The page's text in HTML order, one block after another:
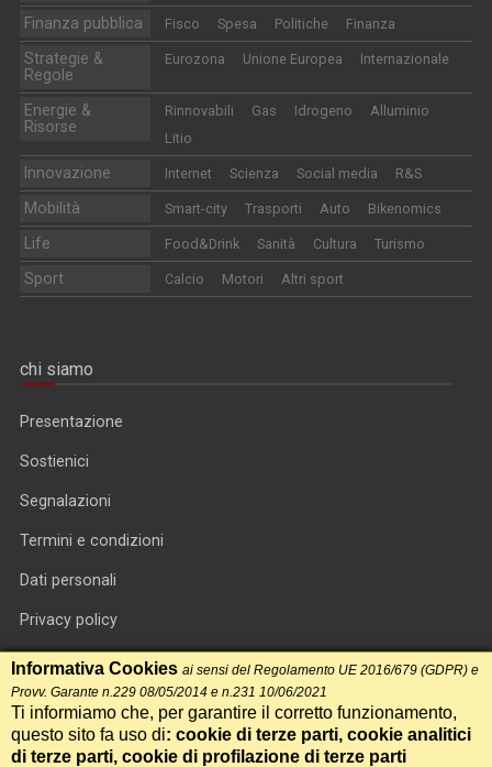
Finanza pubblica Fisco Spesa Politiche Finanza
Strategie &
Regole
Eurozona Unione Europea Internazionale
Energie &
Risorse
Rinnovabili Gas Idrogeno
Alluminio
Litio
Innovazione Internet Scienza Social media R&S
Mobilità Smart-city Trasporti Auto Bikenomics
Life Food&Drink Sanità Cultura Turismo
Sport Calcio Motori Altri sport
chi siamo
Presentazione
Sostienici
Segnalazioni
Termini e condizioni
Dati personali
Privacy policy
Informativa cookie
RSS feed
RSS Top News
Informativa Cookies ai sensi del Regolamento UE 2016/679 (GDPR) e
Provv. Garante n.229 08/05/2014 e n.231 10/06/2021
Ti informiamo che, per garantire il corretto funzionamento,
questo sito fa uso di: cookie di terze parti, cookie analitici
di terze parti, cookie di profilazione di terze parti